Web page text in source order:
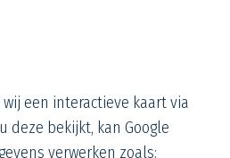
een interactieve kaart via
deze bekijkt, kan Google
verwerken zoals: